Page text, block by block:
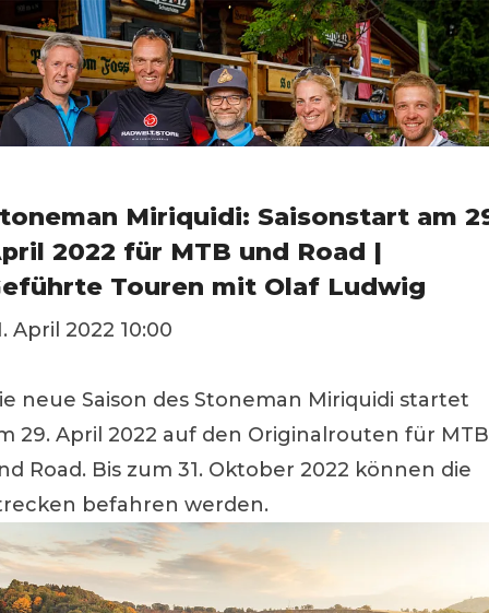
Miriquidi: Saisonstart am
2022 für MTB und Road |
Touren mit Olaf Ludwig
April 2022 10:00
neue Saison des Stoneman Miriquidi startet
29. April 2022 auf den Originalrouten für MTB
Road. Bis zum 31. Oktober 2022 können die
befahren werden.